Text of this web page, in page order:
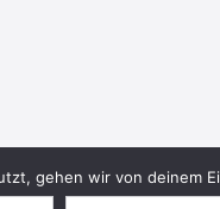
Blades. All rights reserved.
gehen wir von deinem